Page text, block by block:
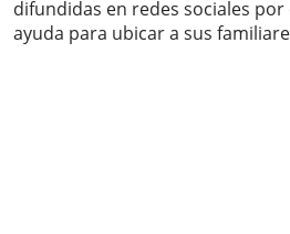
difundidas en redes sociales
ayuda para ubicar a sus